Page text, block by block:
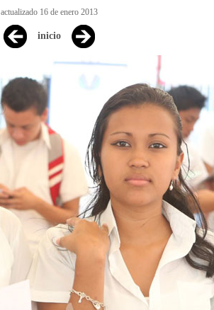
actualizado 16 de enero 2013
inicio